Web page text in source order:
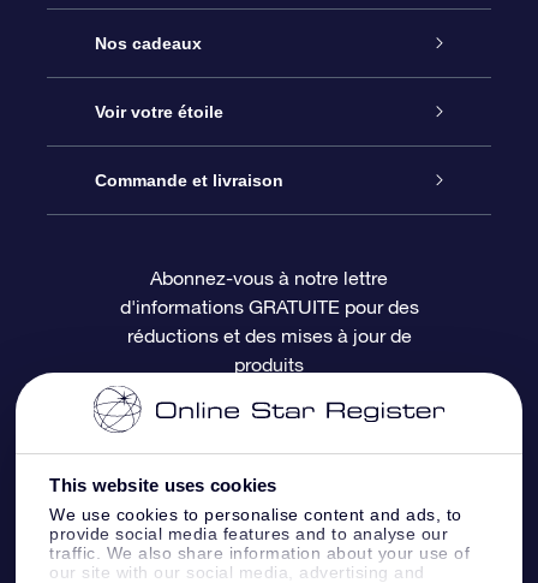
This website uses cookies
We use cookies to personalise content and ads, to
provide social media features and to analyse our
traffic. We also share information about your use of
our site with our social media, advertising and
Service
À propos de l’OSR
Nous contacter
Questions fréquemment posées
Revues
Nos cadeaux
Cadeau d’étoile en ligne
Coffret cadeau OSR
Carte cadeau OSR
Voir votre étoile
Registre des étoiles
Page d’accueil personnalisée
Appli Voler vers les étoiles
Commande et livraison
Informations de paiement
Informations d’expédition
Politique de retour
Constellations
Abonnez-vous à notre lettre
d'informations GRATUITE pour des
réductions et des mises à jour de
produits